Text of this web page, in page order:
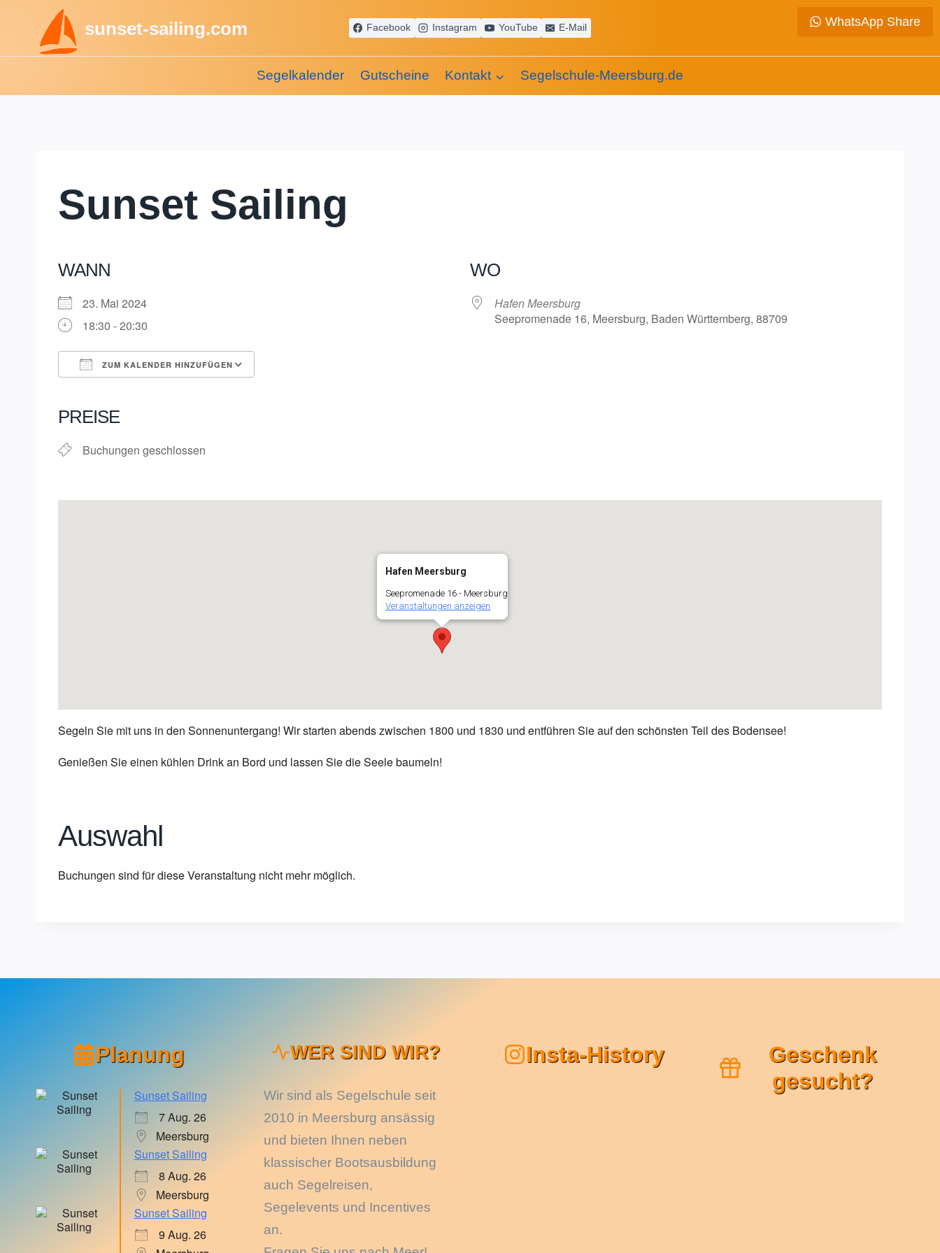
springen
sunset-sailing.com Facebook Instagram YouTube E-Mail
Segelkalender Gutscheine Kontakt Segelschule-Meersburg.de
Sunset Sailing
WANN
23. Mai 2024
18:30 - 20:30
ZUM KALENDER HINZUFÜGEN
PREISE
Buchungen geschlossen
WO
Hafen Meersburg
Seepromenade 16, Meersburg, Baden Württemberg, 88709
Hafen Meersburg
Seepromenade 16 - Meersburg
Veranstaltungen anzeigen
Segeln Sie mit uns in den Sonnenuntergang! Wir starten abends zwischen 1800 und 1830 und entführen Sie auf den schönsten Teil des Bodensee!
Genießen Sie einen kühlen Drink an Bord und lassen Sie die Seele baumeln!
Auswahl
Buchungen sind für diese Veranstaltung nicht mehr möglich.
Planung
Sunset Sailing
7 Aug. 26
Meersburg
Sunset Sailing
8 Aug. 26
Meersburg
Sunset Sailing
9 Aug. 26
WER SIND WIR?
Wir sind als Segelschule seit
2010 in Meersburg ansässig
und bieten Ihnen neben
klassischer Bootsausbildung
auch Segelreisen,
Segelevents und Incentives
an.
Insta-History
Geschenk
gesucht?
WhatsApp Share